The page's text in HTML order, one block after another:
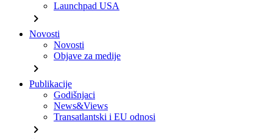
Launchpad USA
chevron_right
Novosti
Novosti
Objave za medije
chevron_right
Publikacije
Godišnjaci
News&Views
Transatlantski i EU odnosi
chevron_right